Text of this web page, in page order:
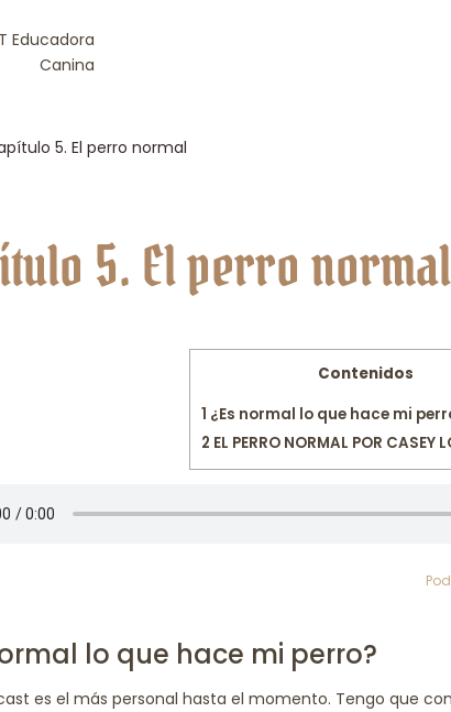
5. El perro normal
5. El perro normal
Contenidos
1 ¿Es normal lo que hace mi
2 EL PERRO NORMAL POR CASEY
lo que hace mi perro?
es el más personal hasta el momento. Tengo que